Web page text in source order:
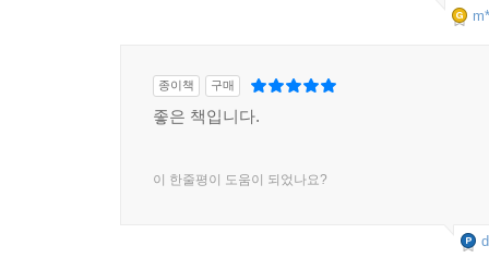
종이책 구매
좋은 책입니다.
이 한줄평이 도움이 되었나요?